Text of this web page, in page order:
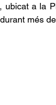
ubicat a la
més